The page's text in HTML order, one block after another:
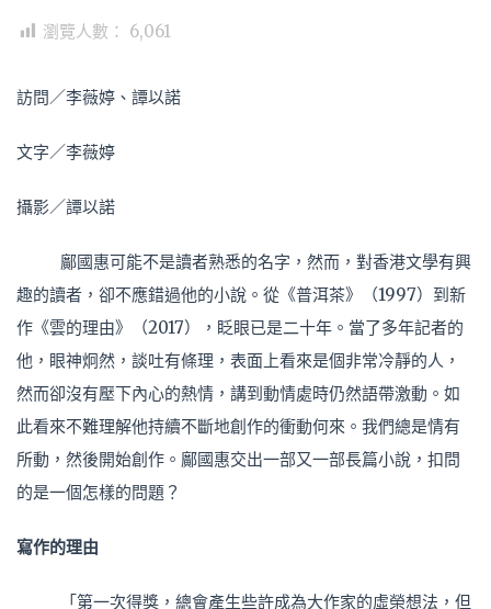
瀏覽人數： 6,061
訪問／李薇婷、譚以諾
文字／李薇婷
攝影／譚以諾
鄺國惠可能不是讀者熟悉的名字，然而，對香港文學有興
趣的讀者，卻不應錯過他的小說。從《普洱茶》（1997）到新
作《雲的理由》（2017），眨眼已是二十年。當了多年記者的
他，眼神炯然，談吐有條理，表面上看來是個非常冷靜的人，
然而卻沒有壓下內心的熱情，講到動情處時仍然語帶激動。如
此看來不難理解他持續不斷地創作的衝動何來。我們總是情有
所動，然後開始創作。鄺國惠交出一部又一部長篇小說，扣問
的是一個怎樣的問題？
寫作的理由
「第一次得獎，總會產生些許成為大作家的虛榮想法，但